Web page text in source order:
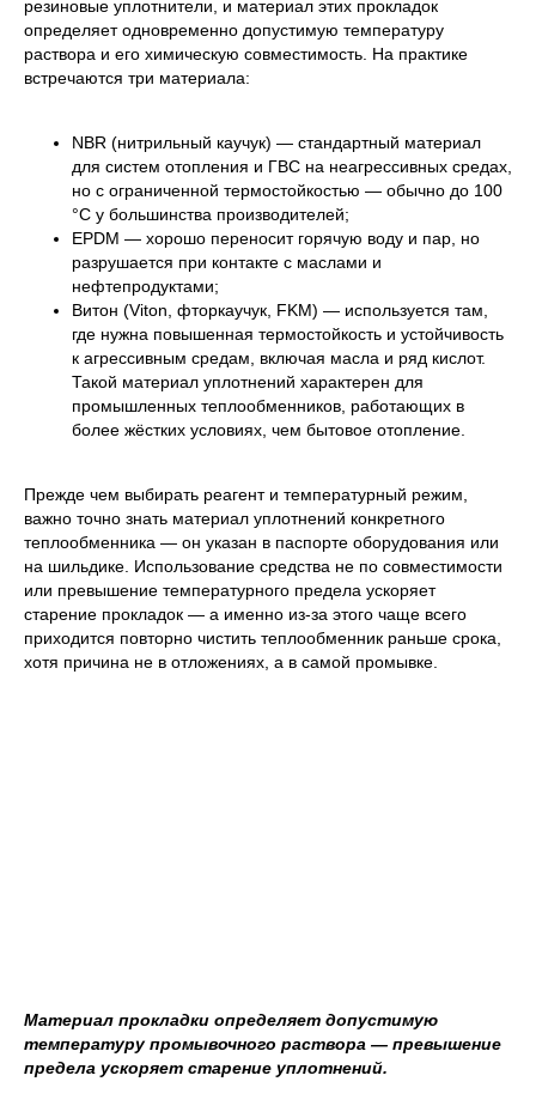
резиновые уплотнители, и материал этих прокладок
определяет одновременно допустимую температуру
раствора и его химическую совместимость. На практике
встречаются три материала:
NBR (нитрильный каучук) — стандартный материал
для систем отопления и ГВС на неагрессивных средах,
но с ограниченной термостойкостью — обычно до 100
°C у большинства производителей;
EPDM — хорошо переносит горячую воду и пар, но
разрушается при контакте с маслами и
нефтепродуктами;
Витон (Viton, фторкаучук, FKM) — используется там,
где нужна повышенная термостойкость и устойчивость
к агрессивным средам, включая масла и ряд кислот.
Такой материал уплотнений характерен для
промышленных теплообменников, работающих в
более жёстких условиях, чем бытовое отопление.
Прежде чем выбирать реагент и температурный режим,
важно точно знать материал уплотнений конкретного
теплообменника — он указан в паспорте оборудования или
на шильдике. Использование средства не по совместимости
или превышение температурного предела ускоряет
старение прокладок — а именно из-за этого чаще всего
приходится повторно чистить теплообменник раньше срока,
хотя причина не в отложениях, а в самой промывке.
Материал прокладки определяет допустимую
температуру промывочного раствора — превышение
предела ускоряет старение уплотнений.